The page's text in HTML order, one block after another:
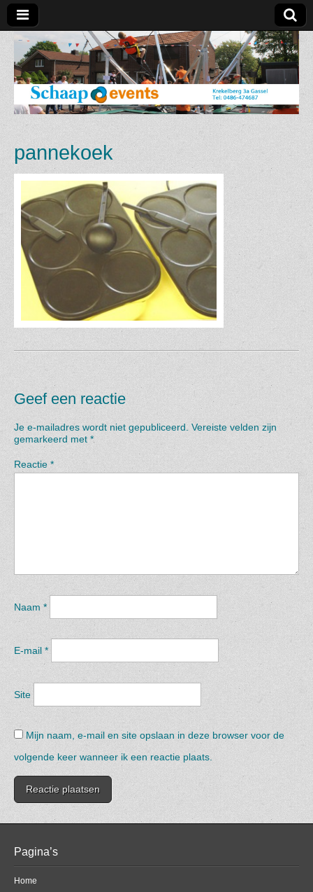
Schaap
Events
pannekoek
Geef een reactie
Je e-mailadres wordt niet gepubliceerd. Vereiste velden zijn
gemarkeerd met *
Reactie*
Naam*
E-mail *
Site
Mijn naam, e-mail en site opslaan in deze browser voor de
volgende keer wanneer ik een reactie plaats.
Pagina’s
Home